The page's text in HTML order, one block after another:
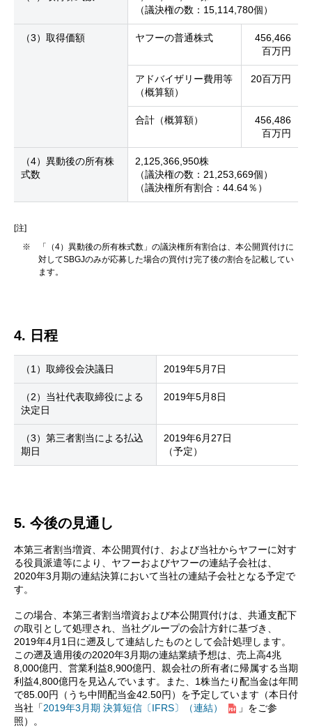
（議決権の数：15,114,780個）
（3）取得価額 ヤフーの普通株式
456,466
百万円
アドバイザリー費用等
（概算額）
20百万円
合計（概算額）
456,486
百万円
（4）異動後の所有株
式数
2,125,366,950株
（議決権の数：21,253,669個）
（議決権所有割合：44.64％）
[注]
※
「（4）異動後の所有株式数」の議決権所有割合は、本公開買付けに
対してSBGJのみが応募した場合の買付け完了後の割合を記載してい
ます。
4. 日程
（1）取締役会決議日 2019年5月7日
（2）当社代表取締役による
決定日
2019年5月8日
（3）第三者割当による払込
期日
2019年6月27日
（予定）
5. 今後の見通し
本第三者割当増資、本公開買付け、および当社からヤフーに対す
る役員派遣等により、ヤフーおよびヤフーの連結子会社は、
2020年3月期の連結決算において当社の連結子会社となる予定で
す。
この場合、本第三者割当増資および本公開買付けは、共通支配下
の取引として処理され、当社グループの会計方針に基づき、
2019年4月1日に遡及して連結したものとして会計処理します。
この遡及適用後の2020年3月期の連結業績予想は、売上高4兆
8,000億円、営業利益8,900億円、親会社の所有者に帰属する当期
利益4,800億円を見込んでいます。また、1株当たり配当金は年間
で85.00円（うち中間配当金42.50円）を予定しています（本日付
当社「2019年3月期 決算短信〔IFRS〕（連結）
」をご参
照）。